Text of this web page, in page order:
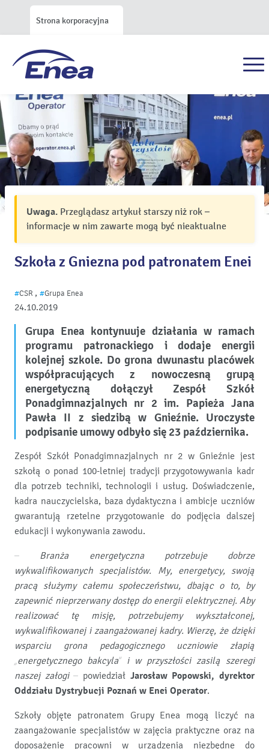
Strona korporacyjna
Uwaga. Przeglądasz artykuł starszy niż rok –
informacje w nim zawarte mogą być nieaktualne
Szkoła z Gniezna pod patronatem Enei
24.10.2019
#CSR , #Grupa Enea
Grupa Enea kontynuuje działania w ramach
programu patronackiego i dodaje energii
kolejnej szkole. Do grona dwunastu placówek
współpracujących z nowoczesną grupą
energetyczną dołączył Zespół Szkół
Ponadgimnazjalnych nr 2 im. Papieża Jana
Pawła II z siedzibą w Gnieźnie. Uroczyste
podpisanie umowy odbyło się 23 października.
Zespół Szkół Ponadgimnazjalnych nr 2 w Gnieźnie jest
szkołą o ponad 100-letniej tradycji przygotowywania kadr
dla potrzeb techniki, technologii i usług. Doświadczenie,
kadra nauczycielska, baza dydaktyczna i ambicje uczniów
gwarantują rzetelne przygotowanie do podjęcia dalszej
edukacji i wykonywania zawodu.
– Branża energetyczna potrzebuje dobrze
wykwalifikowanych specjalistów. My, energetycy, swoją
pracą służymy całemu społeczeństwu, dbając o to, by
zapewnić nieprzerwany dostęp do energii elektrycznej. Aby
realizować tę misję, potrzebujemy wykształconej,
wykwalifikowanej i zaangażowanej kadry. Wierzę, że dzięki
wsparciu grona pedagogicznego uczniowie złapią
„energetycznego bakcyla” i w przyszłości zasilą szeregi
naszej załogi– powiedział Jarosław Popowski, dyrektor
Oddziału Dystrybucji Poznań w Enei Operator.
Szkoły objęte patronatem Grupy Enea mogą liczyć na
zaangażowanie specjalistów w zajęcia praktyczne oraz na
doposażenie pracowni w urządzenia niezbędne do